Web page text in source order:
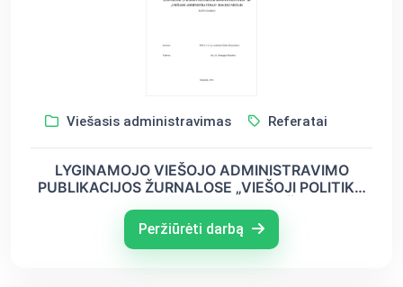
Viešasis administravimas Referatai
LYGINAMOJO VIEŠOJO ADMINISTRAVIMO
PUBLIKACIJOS ŽURNALOSE „VIEŠOJI POLITIKA
ADMINISTRAVIMAS“ 2010-2013 METAIS
Peržiūrėti darbą